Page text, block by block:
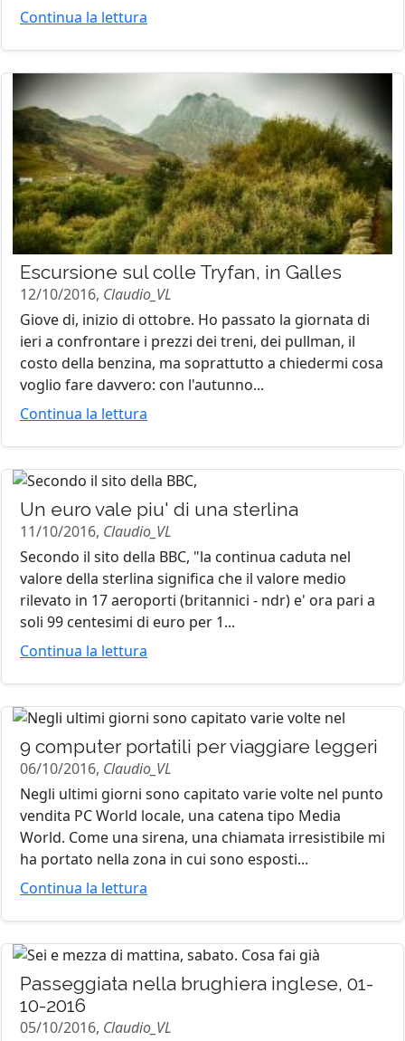
Continua la lettura
Escursione sul colle Tryfan, in Galles
12/10/2016, Claudio_VL
Giove di, inizio di ottobre. Ho passato la giornata di
ieri a confrontare i prezzi dei treni, dei pullman, il
costo della benzina, ma soprattutto a chiedermi cosa
voglio fare davvero: con l'autunno...
Continua la lettura
Un euro vale piu' di una sterlina
11/10/2016, Claudio_VL
Secondo il sito della BBC, "la continua caduta nel
valore della sterlina significa che il valore medio
rilevato in 17 aeroporti (britannici - ndr) e' ora pari a
soli 99 centesimi di euro per 1...
Continua la lettura
9 computer portatili per viaggiare leggeri
06/10/2016, Claudio_VL
Negli ultimi giorni sono capitato varie volte nel punto
vendita PC World locale, una catena tipo Media
World. Come una sirena, una chiamata irresistibile mi
ha portato nella zona in cui sono esposti...
Continua la lettura
Passeggiata nella brughiera inglese, 01-
10-2016
05/10/2016, Claudio_VL